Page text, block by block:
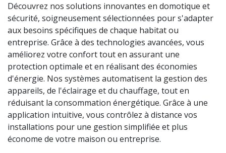
Découvrez nos solutions innovantes en domotique et
sécurité, soigneusement sélectionnées pour s'adapter
aux besoins spécifiques de chaque habitat ou
entreprise. Grâce à des technologies avancées, vous
améliorez votre confort tout en assurant une
protection optimale et en réalisant des économies
d'énergie. Nos systèmes automatisent la gestion des
appareils, de l'éclairage et du chauffage, tout en
réduisant la consommation énergétique. Grâce à une
application intuitive, vous contrôlez à distance vos
installations pour une gestion simplifiée et plus
économe de votre maison ou entreprise.